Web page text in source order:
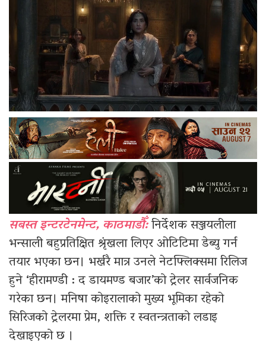
सबस्त इन्टरटेनमेन्ट, काठमाडौँ:निर्देशक सञ्जयलीला
भन्साली बहुप्रतिक्षित श्रृंखला लिएर ओटिटिमा डेब्यु गर्न
तयार भएका छन। भर्खरै मात्र उनले नेटफ्लिक्समा रिलिज
हुने ‘हीरामण्डी : द डायमण्ड बजार’को ट्रेलर सार्वजनिक
गरेका छन। मनिषा कोइरालाको मुख्य भूमिका रहेको
सिरिजको ट्रेलरमा प्रेम, शक्ति र स्वतन्त्रताको लडाइ
देखाइएको छ ।